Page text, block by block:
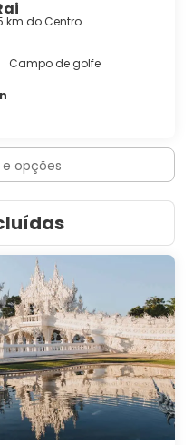
km do Centro
Campo de golfe
opções